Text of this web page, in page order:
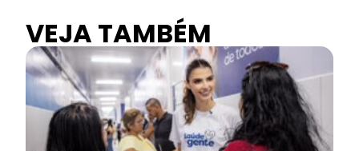
VEJA TAMBÉM